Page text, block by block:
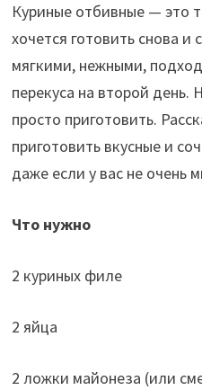
b
o
o
k
gr
a
m
at
sA
p
p
Куриные отбивные — это
хочется готовить снова и
мягкими, нежными,
перекуса на второй день.
просто приготовить.
приготовить вкусные и
даже если у вас не очень
Что нужно
2 куриных филе
2 яйца
2 ложки майонеза (или